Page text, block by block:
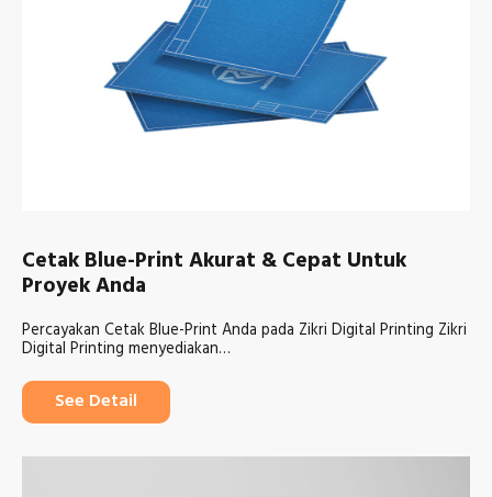
Cetak Blue-Print Akurat & Cepat Untuk
Proyek Anda
Percayakan Cetak Blue-Print Anda pada Zikri Digital Printing Zikri
Digital Printing menyediakan…
See Detail